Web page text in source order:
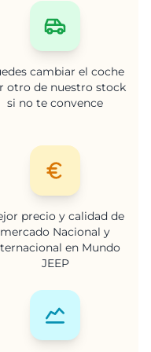
cambiar el coche
otro de nuestro stock
si no te convence
precio y calidad de
mercado Nacional y
en Mundo
JEEP